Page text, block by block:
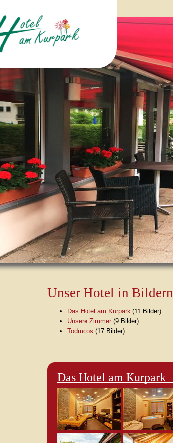
Unser Hotel in Bildern
Das Hotel am Kurpark (11 Bilder)
Unsere Zimmer (9 Bilder)
Todmoos (17 Bilder)
Das Hotel am Kurpark